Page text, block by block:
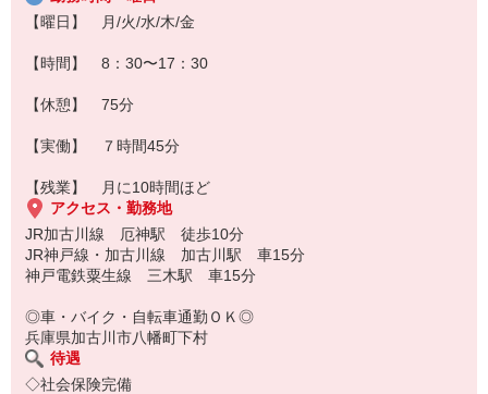
【曜日】 月/火/水/木/金
【時間】 8：30〜17：30
【休憩】 75分
【実働】 ７時間45分
【残業】 月に10時間ほど
アクセス・勤務地
JR加古川線 厄神駅 徒歩10分
JR神戸線・加古川線 加古川駅 車15分
神戸電鉄粟生線 三木駅 車15分
◎車・バイク・自転車通勤ＯＫ◎
兵庫県加古川市八幡町下村
待遇
◇社会保険完備